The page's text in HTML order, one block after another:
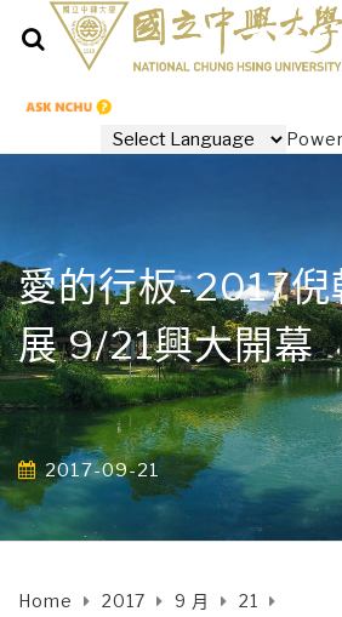
愛的行板-2017倪
展 9/21興大開幕
2017-09-21
Home 2017 9 月
21